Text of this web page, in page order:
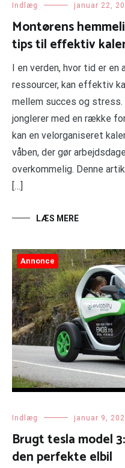
Indlæg januar 22,
Montørens
tips til effektiv
I en verden, hvor tid er
ressourcer, kan effektiv
mellem succes og
jonglerer med en række
kan en velorganiseret
våben, der gør
overkommelig. Denne
[…]
LÆS MERE
Annonce
Indlæg januar 9,
Brugt tesla model
den perfekte elbil